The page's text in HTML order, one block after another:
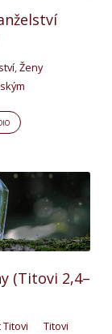
,Ženy
(Titovi 2,4–
Titovi Titovi